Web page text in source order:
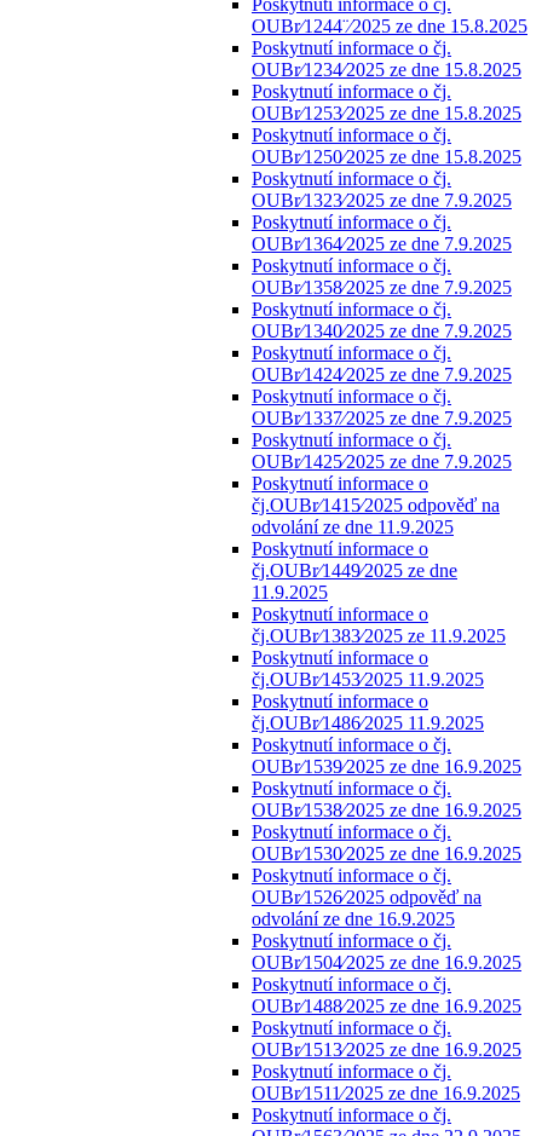
Poskytnutí informace o čj.
OUBr⁄1244¨⁄2025 ze dne 15.8.2025
Poskytnutí informace o čj.
OUBr⁄1234⁄2025 ze dne 15.8.2025
Poskytnutí informace o čj.
OUBr⁄1253⁄2025 ze dne 15.8.2025
Poskytnutí informace o čj.
OUBr⁄1250⁄2025 ze dne 15.8.2025
Poskytnutí informace o čj.
OUBr⁄1323⁄2025 ze dne 7.9.2025
Poskytnutí informace o čj.
OUBr⁄1364⁄2025 ze dne 7.9.2025
Poskytnutí informace o čj.
OUBr⁄1358⁄2025 ze dne 7.9.2025
Poskytnutí informace o čj.
OUBr⁄1340⁄2025 ze dne 7.9.2025
Poskytnutí informace o čj.
OUBr⁄1424⁄2025 ze dne 7.9.2025
Poskytnutí informace o čj.
OUBr⁄1337⁄2025 ze dne 7.9.2025
Poskytnutí informace o čj.
OUBr⁄1425⁄2025 ze dne 7.9.2025
Poskytnutí informace o
čj.OUBr⁄1415⁄2025 odpověď na
odvolání ze dne 11.9.2025
Poskytnutí informace o
čj.OUBr⁄1449⁄2025 ze dne
11.9.2025
Poskytnutí informace o
čj.OUBr⁄1383⁄2025 ze 11.9.2025
Poskytnutí informace o
čj.OUBr⁄1453⁄2025 11.9.2025
Poskytnutí informace o
čj.OUBr⁄1486⁄2025 11.9.2025
Poskytnutí informace o čj.
OUBr⁄1539⁄2025 ze dne 16.9.2025
Poskytnutí informace o čj.
OUBr⁄1538⁄2025 ze dne 16.9.2025
Poskytnutí informace o čj.
OUBr⁄1530⁄2025 ze dne 16.9.2025
Poskytnutí informace o čj.
OUBr⁄1526⁄2025 odpověď na
odvolání ze dne 16.9.2025
Poskytnutí informace o čj.
OUBr⁄1504⁄2025 ze dne 16.9.2025
Poskytnutí informace o čj.
OUBr⁄1488⁄2025 ze dne 16.9.2025
Poskytnutí informace o čj.
OUBr⁄1513⁄2025 ze dne 16.9.2025
Poskytnutí informace o čj.
OUBr⁄1511⁄2025 ze dne 16.9.2025
Poskytnutí informace o čj.